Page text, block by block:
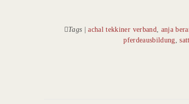
Tags |achal tekkiner verband, anja
pferdeausbildung,